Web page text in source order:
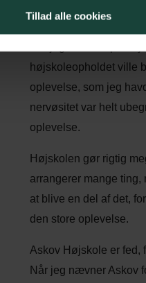
Tillad alle cookies
Det sociale var
Før jeg startede på
højskoleopholdet ville
oplevelse, som jeg
nervøsitet var helt
oplevelse.
Højskolen gør rigtig
arrangerer mange ting,
at blive en del af det,
den store oplevelse.
Askov Højskole er fed,
Når jeg nævner Askov